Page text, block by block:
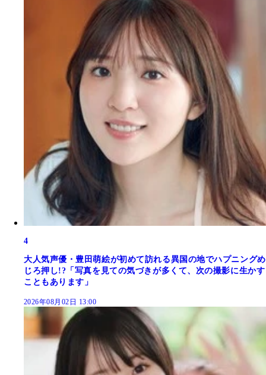
4
大人気声優・豊田萌絵が初めて訪れる異国の地でハプニングめ
じろ押し!?「写真を見ての気づきが多くて、次の撮影に生かす
こともあります」
2026年08月02日 13:00